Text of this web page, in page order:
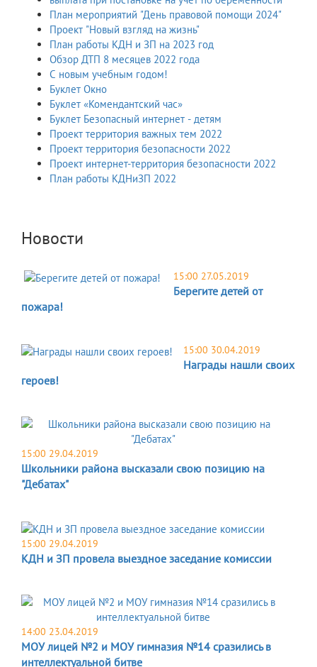
План мероприятий "День правовой помощи 2024"
Проект "Новый взгляд на жизнь"
План работы КДН и ЗП на 2023 год
Обзор ДТП 8 месяцев 2022 года
С новым учебным годом!
Буклет Окно
Буклет «Комендантский час»
Буклет Безопасный интернет - детям
Проект территория важных тем 2022
Проект территория безопасности 2022
Проект интернет-территория безопасности 2022
План работы КДНиЗП 2022
Новости
15:00 27.05.2019
Берегите детей от
пожара!
15:00 30.04.2019
Награды нашли своих
героев!
15:00 29.04.2019
Школьники района высказали свою позицию на
"Дебатах"
15:00 29.04.2019
КДН и ЗП провела выездное заседание комиссии
14:00 23.04.2019
МОУ лицей №2 и МОУ гимназия №14 сразились в
интеллектуальной битве